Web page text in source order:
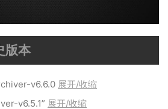
版本
v6.6.0 展开/收缩
v6.5.1” 展开/收缩